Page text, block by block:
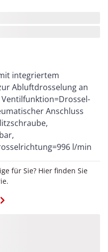
integriertem
Abluftdrosselung an
Anschluss
l/min
für Sie? Hier finden Sie